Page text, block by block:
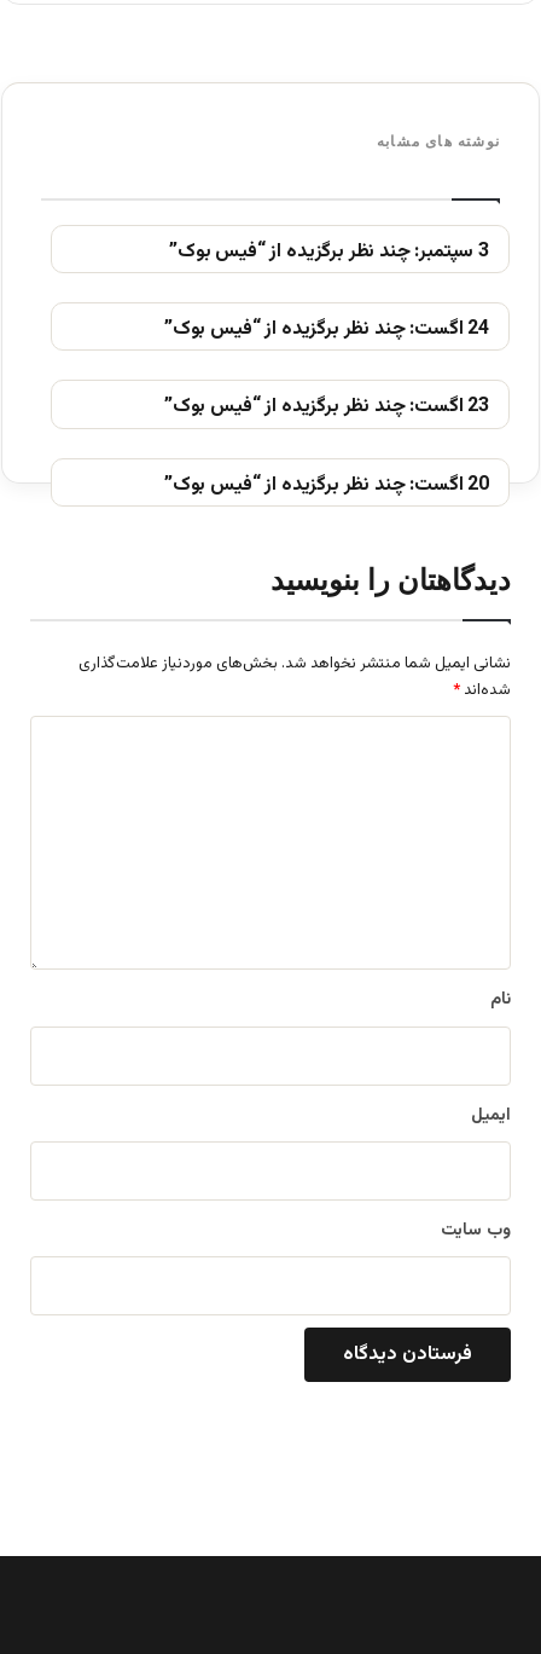
نوشته های مشابه
3 سپتمبر: چند نظر برگزیده از “فیس بوک”
24 اگست: چند نظر برگزیده از “فیس بوک”
23 اگست: چند نظر برگزیده از “فیس بوک”
20 اگست: چند نظر برگزیده از “فیس بوک”
دیدگاهتان را بنویسید
نشانی ایمیل شما منتشر نخواهد شد. بخش‌های موردنیاز علامت‌گذاری
شده‌اند *
نام
ایمیل
وب‌ سایت